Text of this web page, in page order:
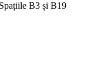
B3 și B19